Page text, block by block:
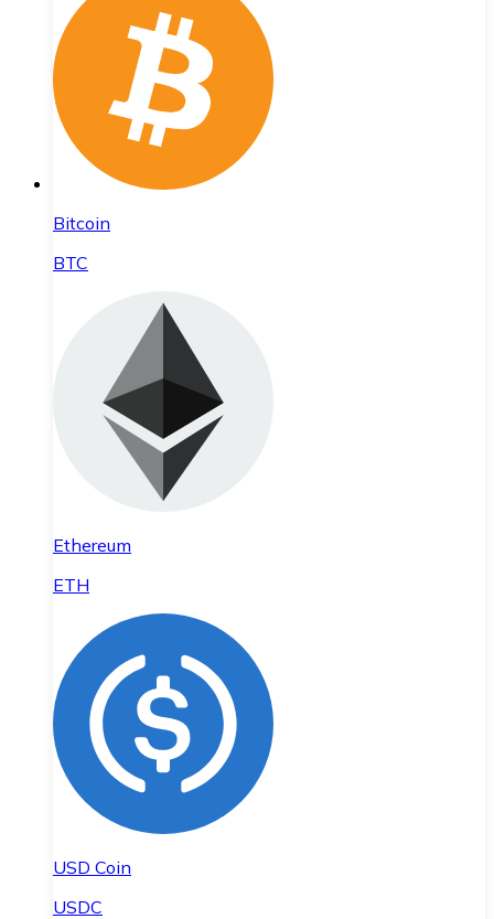
Bitcoin
BTC
Ethereum
ETH
USD Coin
USDC